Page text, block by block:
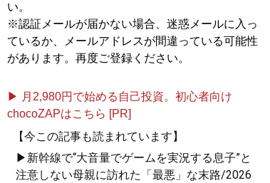
い。
※認証メールが届かない場合、迷惑メールに入っ
ているか、メールアドレスが間違っている可能性
があります。再度ご登録ください。
▶ 月2,980円で始める自己投資。初心者向け
chocoZAPはこちら [PR]
【今この記事も読まれています】
▶新幹線で“大音量でゲームを実況する息子”と
注意しない母親に訪れた「最悪」な末路/2026